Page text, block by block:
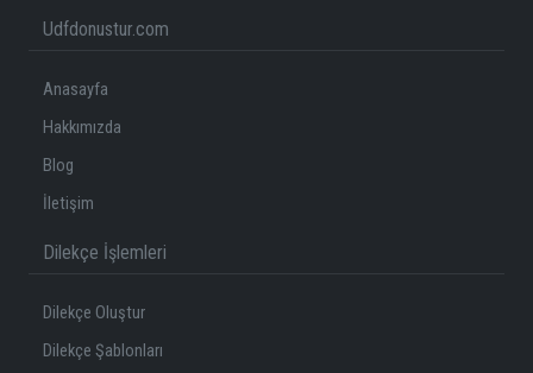
Udfdonustur.com
Anasayfa
Hakkımızda
Blog
İletişim
Dilekçe İşlemleri
Dilekçe Oluştur
Dilekçe Şablonları